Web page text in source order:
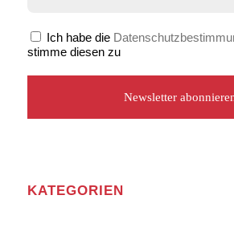
Ich habe die
stimme diesen zu
KATEGORIEN